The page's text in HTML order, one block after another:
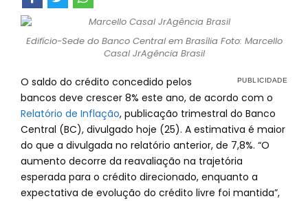
Edifício-Sede do Banco Central em Brasília Foto: Marcello
Casal JrAgência Brasil
O saldo do crédito concedido pelos
bancos deve crescer 8% este ano, de acordo com o
Relatório de Inflação, publicação trimestral do Banco
Central (BC), divulgado hoje (25). A estimativa é maior
do que a divulgada no relatório anterior, de 7,8%. “O
aumento decorre da reavaliação na trajetória
esperada para o crédito direcionado, enquanto a
expectativa de evolução do crédito livre foi mantida”,